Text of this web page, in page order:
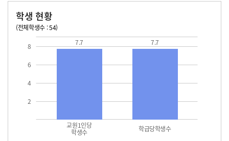
학생 현황
(전체학생수 : 54)
2
4
6
8
교원1인당
학생수 학급당학생수
7.7 7.7